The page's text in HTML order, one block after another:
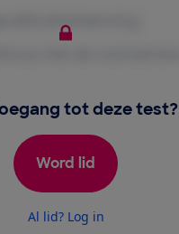
tot deze test?
Word lid
Al lid? Log in